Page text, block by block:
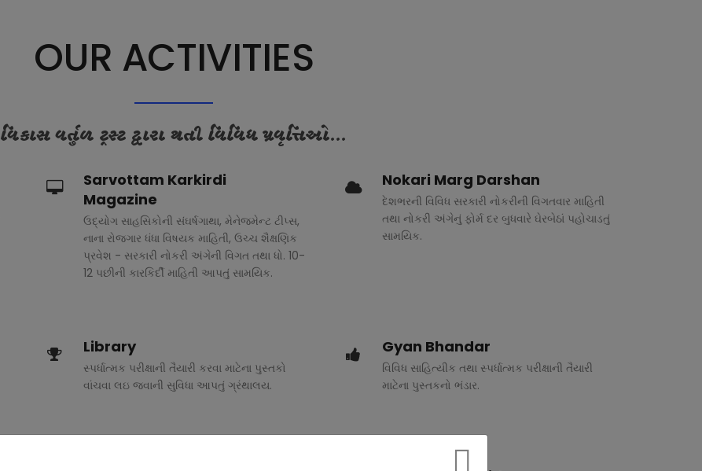
OUR ACTIVITIES
વિકાસ વર્તુળ ટ્રસ્ટ દ્વારા થતી વિવિધ પ્રવૃત્તિઓ...
Sarvottam Karkirdi
Magazine
ઉદ્યોગ સાહસિકોની સંઘર્ષગાથા, મેનેજમેન્ટ ટીપ્સ,
નાના રોજગાર ધંધા વિષયક માહિતી, ઉચ્ચ શૈક્ષણિક
પ્રવેશ - સરકારી નોકરી અંગેની વિગત તથા ધો. 10-
12 પછીની કારકિર્દી માહિતી આપતું સામયિક.
Nokari Marg Darshan
દેશભરની વિવિધ સરકારી નોકરીની વિગતવાર માહિતી
તથા નોકરી અંગેનું ફોર્મ દર બુધવારે ઘેરબેઠાં પહોચાડતું
સામયિક.
Library
સ્પર્ધાત્મક પરીક્ષાની તૈયારી કરવા માટેના પુસ્તકો
વાંચવા લઇ જવાની સુવિધા આપતું ગ્રંથાલય.
Gyan Bhandar
વિવિધ સાહિત્યીક તથા સ્પર્ધાત્મક પરીક્ષાની તૈયારી
માટેના પુસ્તકનો ભંડાર.